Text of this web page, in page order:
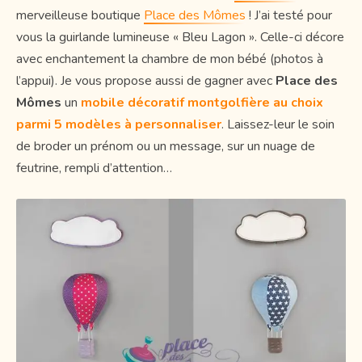
merveilleuse boutique Place des Mômes ! J’ai testé pour
vous la guirlande lumineuse « Bleu Lagon ». Celle-ci décore
avec enchantement la chambre de mon bébé (photos à
l’appui). Je vous propose aussi de gagner avec Place des
Mômes un mobile décoratif montgolfière au choix
parmi 5 modèles à personnaliser. Laissez-leur le soin
de broder un prénom ou un message, sur un nuage de
feutrine, rempli d’attention…